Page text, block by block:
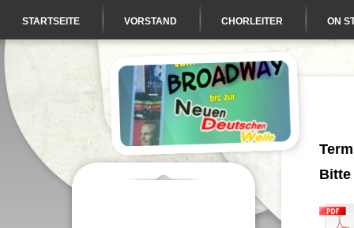
STARTSEITE VORSTAND CHORLEITER ON